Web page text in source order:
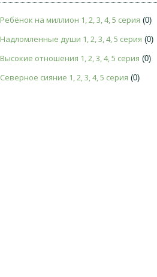
Ребёнок на миллион 1, 2, 3, 4, 5 серия (0)
Надломленные души 1, 2, 3, 4, 5 серия (0)
Высокие отношения 1, 2, 3, 4, 5 серия (0)
Северное сияние 1, 2, 3, 4, 5 серия (0)